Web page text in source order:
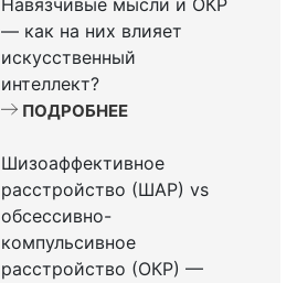
Навязчивые мысли и ОКР
— как на них влияет
искусственный
интеллект?
ПОДРОБНЕЕ
Шизоаффективное
расстройство (ШАР) vs
обсессивно-
компульсивное
расстройство (ОКР) —